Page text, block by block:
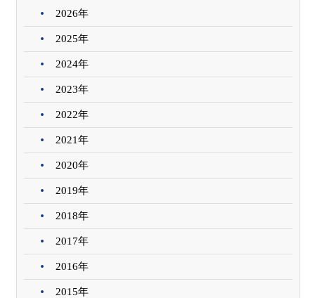
2026年
2025年
2024年
2023年
2022年
2021年
2020年
2019年
2018年
2017年
2016年
2015年